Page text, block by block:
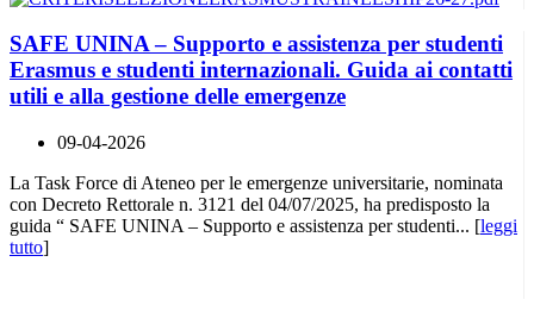
SAFE UNINA – Supporto e assistenza per studenti
Erasmus e studenti internazionali. Guida ai contatti
utili e alla gestione delle emergenze
09-04-2026
La Task Force di Ateneo per le emergenze universitarie, nominata
con Decreto Rettorale n. 3121 del 04/07/2025, ha predisposto la
guida “ SAFE UNINA – Supporto e assistenza per studenti... [leggi
tutto]